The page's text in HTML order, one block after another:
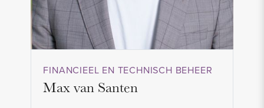
FINANCIEEL EN TECHNISCH BEHEER
Max van Santen